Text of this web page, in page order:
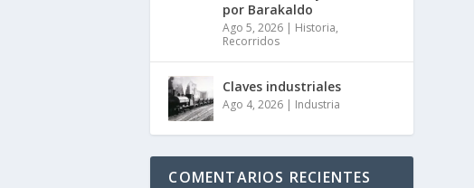
por Barakaldo
Ago 5, 2026 | Historia,
Recorridos
Claves industriales
Ago 4, 2026 | Industria
COMENTARIOS RECIENTES